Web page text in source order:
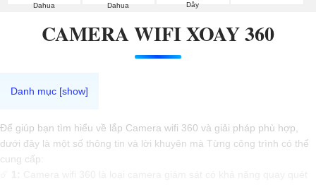
Dahua
Dahua
Dây
CAMERA WIFI XOAY 360
Để giúp bạn tìm hiểu về lắp Camera wifi 360 và giải pháp phù hợp,
dưới đây là một số thông tin và lời khuyên mà Từng công trình có thể
cung cấp: